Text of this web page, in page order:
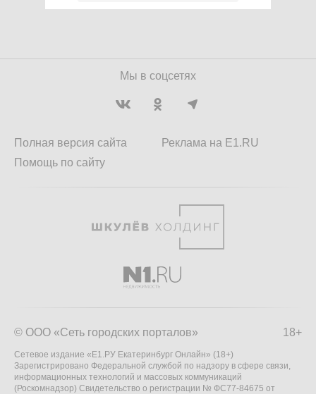
Мы в соцсетях
Полная версия сайта
Помощь по сайту
Реклама на E1.RU
18+
© ООО «Сеть городских порталов»
Сетевое издание «Е1.РУ Екатеринбург Онлайн» (18+)
Зарегистрировано Федеральной службой по надзору в сфере связи,
информационных технологий и массовых коммуникаций
(Роскомнадзор) Свидетельство о регистрации № ФС77-84675 от